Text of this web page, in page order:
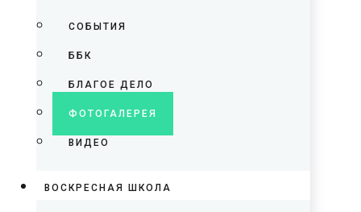
СОБЫТИЯ
ББК
БЛАГОЕ ДЕЛО
ФОТОГАЛЕРЕЯ
ВИДЕО
ВОСКРЕСНАЯ ШКОЛА